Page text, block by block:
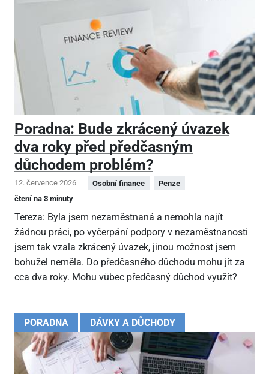
Poradna: Bude zkrácený úvazek
dva roky před předčasným
důchodem problém?
12. července 2026 Osobní finance
Penze
čtení na 3 minuty
Tereza: Byla jsem nezaměstnaná a nemohla najít
žádnou práci, po vyčerpání podpory v nezaměstnanosti
jsem tak vzala zkrácený úvazek, jinou možnost jsem
bohužel neměla. Do předčasného důchodu mohu jít za
cca dva roky. Mohu vůbec předčasný důchod využít?
PORADNA DÁVKY A DŮCHODY